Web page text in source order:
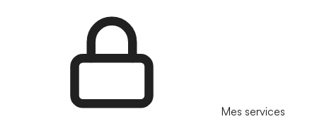
Mes services